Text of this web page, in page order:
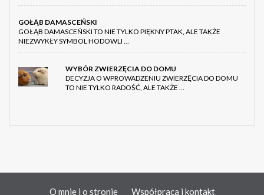
GOŁĄB DAMASCEŃSKI
GOŁĄB DAMASCEŃSKI TO NIE TYLKO PIĘKNY PTAK, ALE TAKŻE
NIEZWYKŁY SYMBOL HODOWLI …
WYBÓR ZWIERZĘCIA DO DOMU
DECYZJA O WPROWADZENIU ZWIERZĘCIA DO DOMU
TO NIE TYLKO RADOŚĆ, ALE TAKŻE …
O mnie i o stronie Współpraca i kontakt